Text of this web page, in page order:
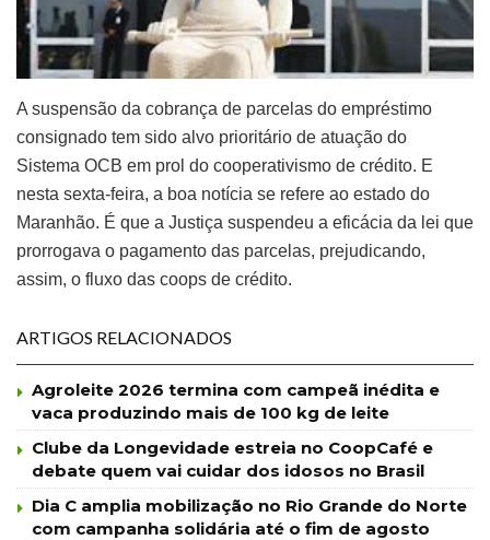
A suspensão da cobrança de parcelas do empréstimo
consignado tem sido alvo prioritário de atuação do
Sistema OCB em prol do cooperativismo de crédito. E
nesta sexta-feira, a boa notícia se refere ao estado do
Maranhão. É que a Justiça suspendeu a eficácia da lei que
prorrogava o pagamento das parcelas, prejudicando,
assim, o fluxo das coops de crédito.
ARTIGOS RELACIONADOS
Agroleite 2026 termina com campeã inédita e
vaca produzindo mais de 100 kg de leite
Clube da Longevidade estreia no CoopCafé e
debate quem vai cuidar dos idosos no Brasil
Dia C amplia mobilização no Rio Grande do Norte
com campanha solidária até o fim de agosto